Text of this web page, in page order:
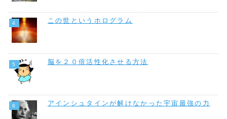
この世というホログラム
脳を２０倍活性化させる方法
アインシュタインが解けなかった宇宙最強の力